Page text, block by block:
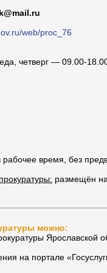
web/proc_76
четверг — 09.00-
рабочее время, без
размещён
можно:
Ярославской
на портале